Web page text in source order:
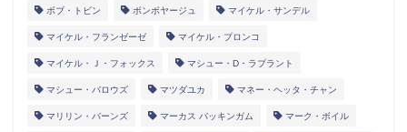
ボブ・トビン ボンボヤージュ マイケル・サンデル
マイケル・フランゼーゼ マイケル・プロンコ
マイケル・Ｊ・フォックス マシュー・D・ラプラント
マシュー・バロウズ マツダユカ マネー・ヘッタ・チャン
マリリン・バーンズ マーカス バッキンガム マーク・ボイル